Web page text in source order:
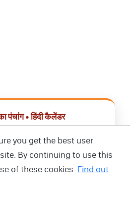
पंचांग • हिंदी कैलेंडर
ऐप डाउनलोड करें
you get the best user
By continuing to use this
of these cookies. Find out